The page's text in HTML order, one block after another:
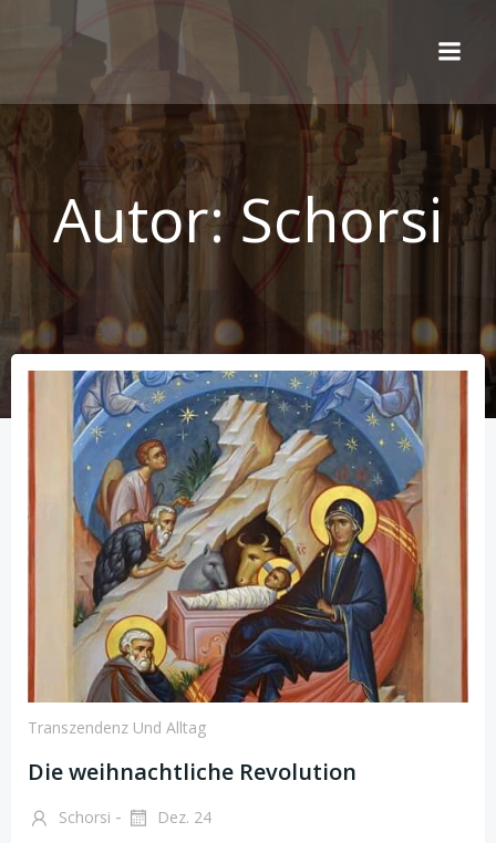
Autor:Schorsi
Transzendenz Und Alltag
Die weihnachtliche Revolution
Schorsi - Dez. 24